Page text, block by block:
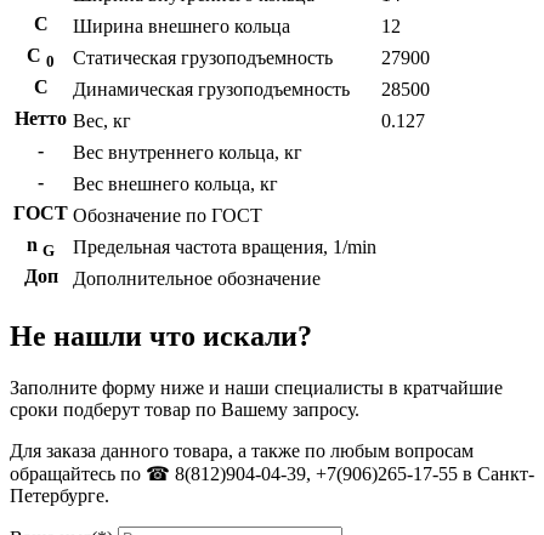
С
Ширина внешнего кольца
12
С 0 Статическая грузоподъемность
27900
C
Динамическая грузоподъемность
28500
Нетто Вес, кг
0.127
-
Вес внутреннего кольца, кг
-
Вес внешнего кольца, кг
ГОСТ Обозначение по ГОСТ
n G
Предельная частота вращения, 1/min
Доп
Дополнительное обозначение
Не нашли что искали?
Заполните форму ниже и наши специалисты в кратчайшие
сроки подберут товар по Вашему запросу.
Для заказа данного товара, а также по любым вопросам
обращайтесь по ☎ 8(812)904-04-39, +7(906)265-17-55 в Санкт-
Петербурге.